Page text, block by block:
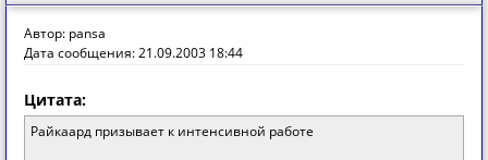
Автор: pansa
Дата сообщения: 21.09.2003 18:44
Цитата:
Райкаард призывает к интенсивной работе